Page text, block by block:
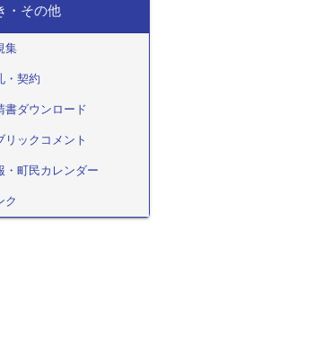
・その他
集
・契約
書ダウンロード
リックコメント
・町民カレンダー
ク